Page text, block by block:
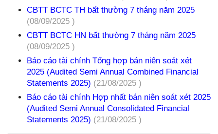
CBTT BCTC TH bất thường 7 tháng năm 2025
(08/09/2025 )
CBTT BCTC HN bất thường 7 tháng năm 2025
(08/09/2025 )
Báo cáo tài chính Tổng hợp bán niên soát xét
2025 (Audited Semi Annual Combined Financial
Statements 2025) (21/08/2025 )
Báo cáo tài chính Hợp nhất bán niên soát xét 2025
(Audited Semi Annual Consolidated Financial
Statements 2025) (21/08/2025 )